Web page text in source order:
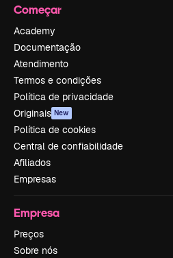
Começar
Academy
Documentação
Atendimento
Termos e condições
Política de privacidade
Originais New
Política de cookies
Central de confiabilidade
Afiliados
Empresas
Empresa
Preços
Sobre nós